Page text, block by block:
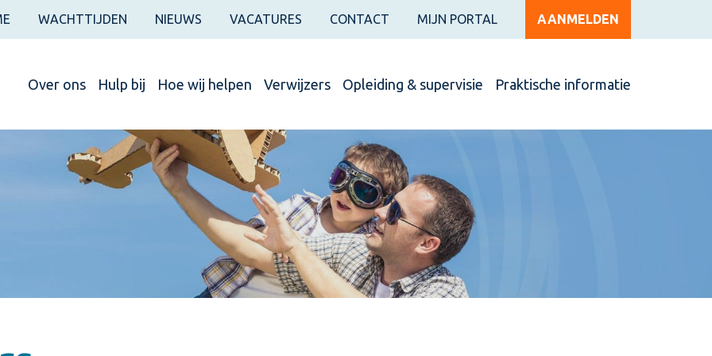
WACHTTIJDEN NIEUWS VACATURES CONTACT MIJN PORTAL AANMELDEN
Over ons Hulp bij Hoe wij helpen Verwijzers Opleiding & supervisie Praktische informatie